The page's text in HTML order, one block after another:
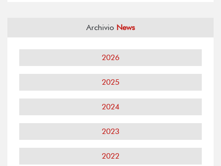
Archivio News
2026
2025
2024
2023
2022